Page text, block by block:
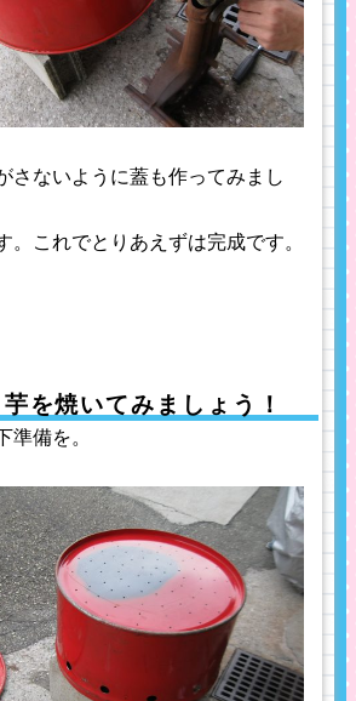
さないように蓋も作ってみまし
。これでとりあえずは完成です。
を焼いてみましょう！
準備を。